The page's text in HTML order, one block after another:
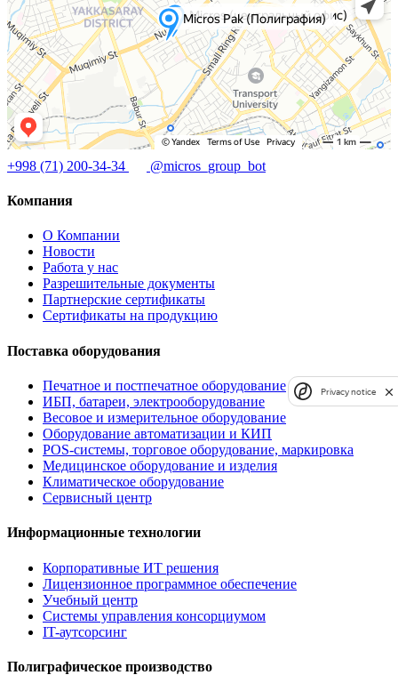
+998 (71) 200-34-34 @micros_group_bot
Компания
О Компании
Новости
Работа у нас
Разрешительные документы
Партнерские сертификаты
Сертификаты на продукцию
Поставка оборудования
Печатное и постпечатное оборудование
ИБП, батареи, электрооборудование
Весовое и измерительное оборудование
Оборудование автоматизации и КИП
POS-системы, торговое оборудование, маркировка
Медицинское оборудование и изделия
Климатическое оборудование
Сервисный центр
Информационные технологии
Корпоративные ИТ решения
Лицензионное программное обеспечение
Учебный центр
Системы управления консорциумом
IT-аутсорсинг
Полиграфическое производство
Privacy notice